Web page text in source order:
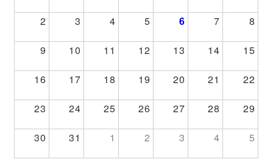
2 3 4 5 6 7 8
9 10 11 12 13 14 15
16 17 18 19 20 21 22
23 24 25 26 27 28 29
30 31 1 2 3 4 5